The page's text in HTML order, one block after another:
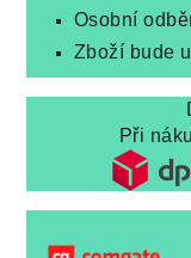
Osobní
Zboží bude
Při